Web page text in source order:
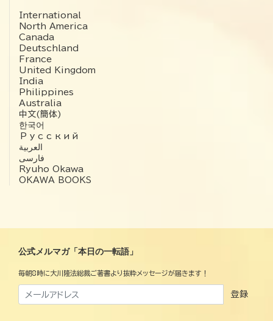
International
North America
Canada
Deutschland
France
United Kingdom
India
Philippines
Australia
中文(簡体)
한국어
Русский
العربية‏
فارسی
Ryuho Okawa
OKAWA BOOKS
公式メルマガ「本日の一転語」
毎朝8時に大川隆法総裁ご著書より抜粋メッセージが届きます！
登録